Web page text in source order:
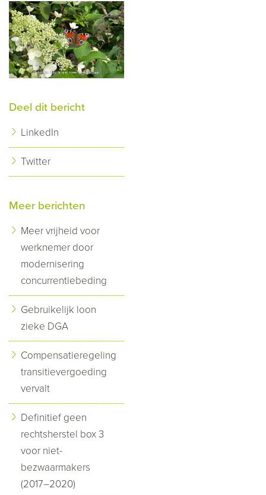
Deel dit bericht
LinkedIn
Twitter
Meer berichten
Meer vrijheid voor
werknemer door
modernisering
concurrentiebeding
Gebruikelijk loon
zieke DGA
Compensatieregeling
transitievergoeding
vervalt
Definitief geen
rechtsherstel box 3
voor niet-
bezwaarmakers
(2017–2020)